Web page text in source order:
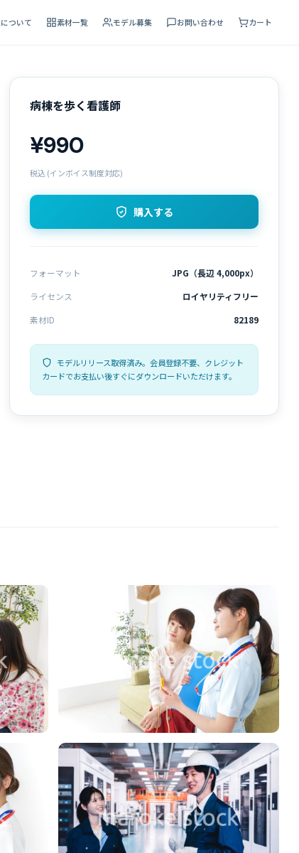
ついて 素材一覧 モデル募集 お問い合わせ カート
病棟を歩く看護師
¥990
税込 (インボイス制度対応)
購入する
フォーマット
JPG（長辺 4,000px）
ライセンス
ロイヤリティフリー
素材ID
82189
モデルリリース取得済み。会員登録不要、クレジット
カードでお支払い後すぐにダウンロードいただけます。